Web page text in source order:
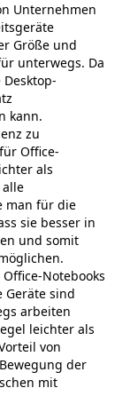
Unternehmen
Größe und
unterwegs. Da
kann.
zu
Office-
als
man für die
sie besser in
und somit
Notebooks
Geräte sind
arbeiten
leichter als
von
der
mit